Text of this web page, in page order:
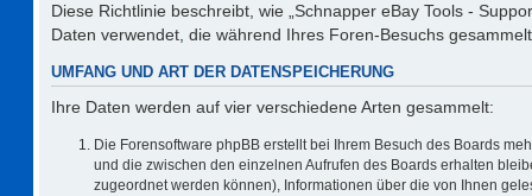
Diese Richtlinie beschreibt, wie „Schnapper eBay Tools -
Daten verwendet, die während Ihres Foren-Besuchs
UMFANG UND ART DER DATENSPEICHERUNG
Ihre Daten werden auf vier verschiedene Arten gesammelt:
Die Forensoftware phpBB erstellt bei Ihrem Besuch des Boards
und die zwischen den einzelnen Aufrufen des Boards erhalten
zugeordnet werden können), Informationen über die von Ihnen